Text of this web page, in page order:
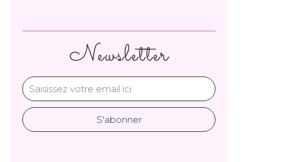
Newsletter